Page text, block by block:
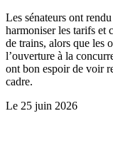
Les sénateurs ont
harmoniser les tarifs et
de trains, alors que les
l’ouverture à la
ont bon espoir de voir
cadre.
Le 25 juin 2026